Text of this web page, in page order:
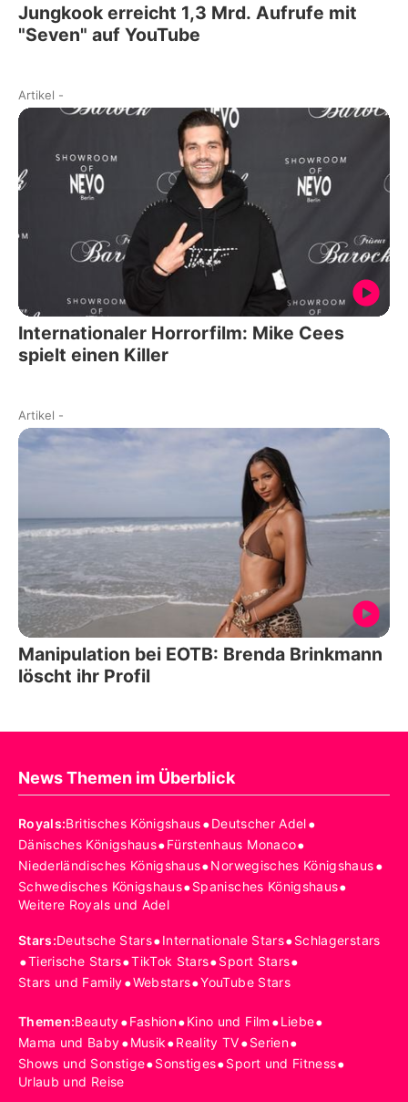
Jungkook erreicht 1,3 Mrd. Aufrufe mit
"Seven" auf YouTube
Artikel -
Internationaler Horrorfilm: Mike Cees
spielt einen Killer
Artikel -
Manipulation bei EOTB: Brenda Brinkmann
löscht ihr Profil
News Themen im Überblick
Royals:Britisches Königshaus•Deutscher Adel•
Dänisches Königshaus•Fürstenhaus Monaco•
Niederländisches Königshaus•Norwegisches Königshaus•
Schwedisches Königshaus•Spanisches Königshaus•
Weitere Royals und Adel
Stars:Deutsche Stars•Internationale Stars•Schlagerstars
•Tierische Stars•TikTok Stars•Sport Stars•
Stars und Family•Webstars•YouTube Stars
Themen:Beauty•Fashion•Kino und Film •Liebe•
Mama und Baby•Musik•Reality TV•Serien•
Shows und Sonstige•Sonstiges•Sport und Fitness•
Urlaub und Reise